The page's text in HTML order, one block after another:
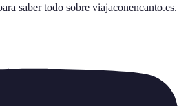
saber todo sobre viajaconencanto.es.